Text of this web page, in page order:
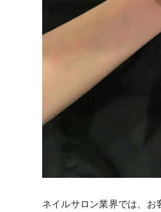
ネイルサロン業界では、